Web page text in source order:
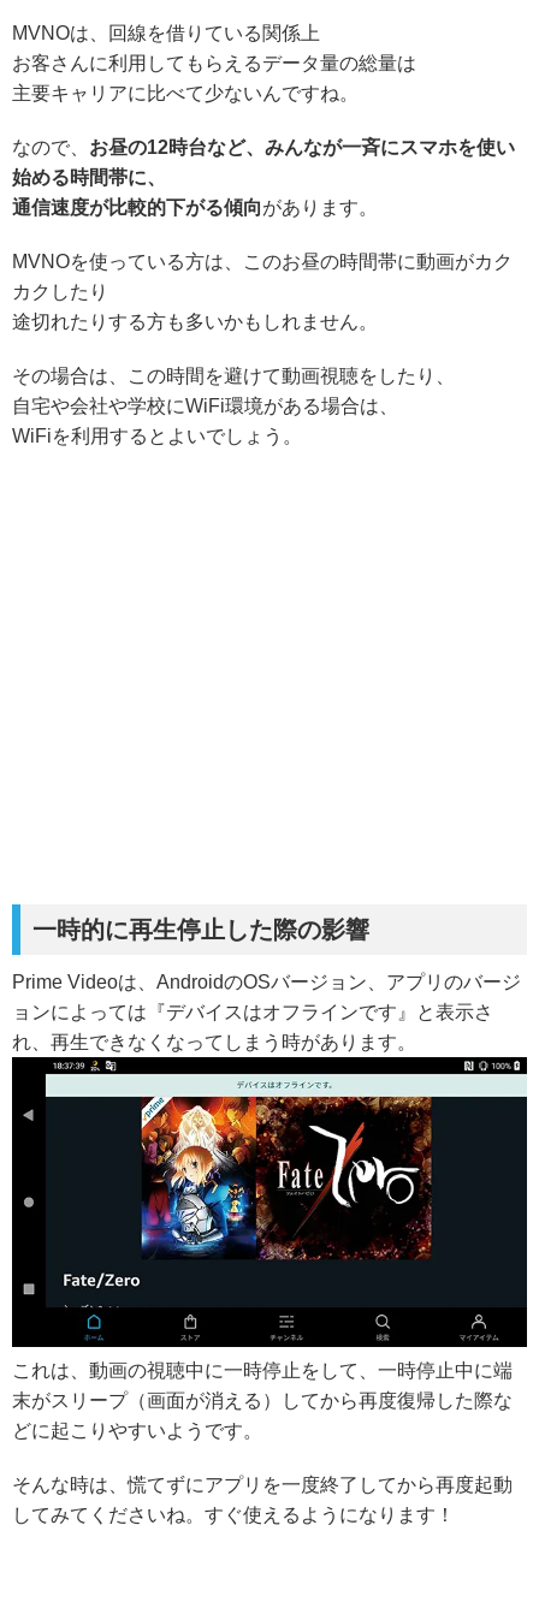
MVNOは、回線を借りている関係上
お客さんに利用してもらえるデータ量の総量は
主要キャリアに比べて少ないんですね。
なので、 お昼の12時台など、みんなが一斉にスマホを使い
始める時間帯に、
通信速度が比較的下がる傾向があります。
MVNOを使っている方は、このお昼の時間帯に動画がカク
カクしたり
途切れたりする方も多いかもしれません。
その場合は、この時間を避けて動画視聴をしたり、
自宅や会社や学校にWiFi環境がある場合は、
WiFiを利用するとよいでしょう。
一時的に再生停止した際の影響
Prime Videoは、AndroidのOSバージョン、アプリのバージ
ョンによっては『デバイスはオフラインです』と表示さ
れ、再生できなくなってしまう時があります。
これは、動画の視聴中に一時停止をして、一時停止中に端
末がスリープ（画面が消える）してから再度復帰した際な
どに起こりやすいようです。
そんな時は、慌てずにアプリを一度終了してから再度起動
してみてくださいね。すぐ使えるようになります！